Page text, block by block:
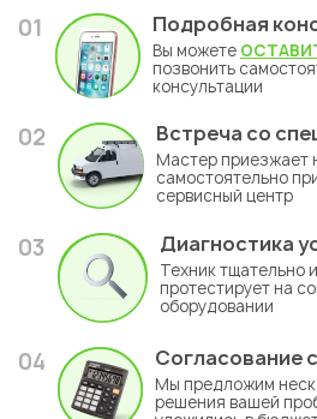
01 Подробная
Вы можете
позвонить
консультации
02 Встреча со
Мастер приезжает
самостоятельно
сервисный центр
03 Диагностика
Техник тщательно
протестирует на
оборудовании
04 Согласование
Мы предложим
решения вашей